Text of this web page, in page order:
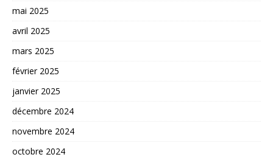
mai 2025
avril 2025
mars 2025
février 2025
janvier 2025
décembre 2024
novembre 2024
octobre 2024